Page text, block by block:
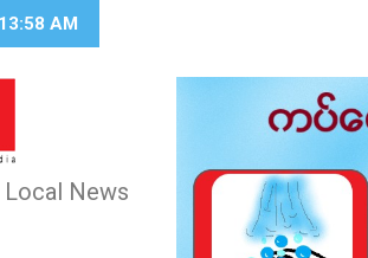
AM
Local News